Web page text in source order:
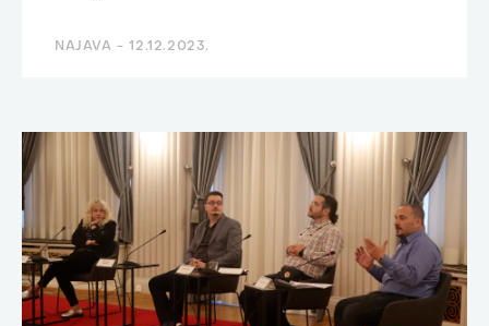
NAJAVA -12.12.2023.